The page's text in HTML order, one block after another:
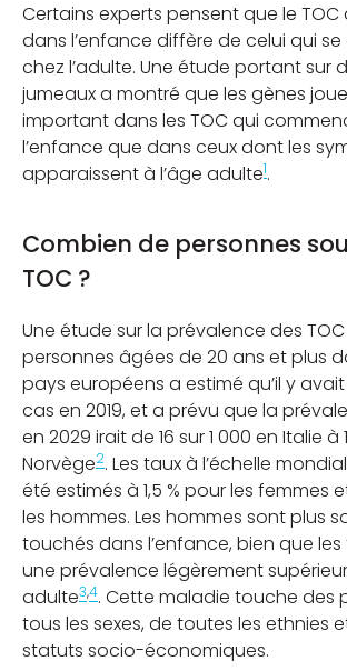
Certains experts pensent que le
dans l’enfance diffère de celui qui
chez l’adulte. Une étude portant sur
jumeaux a montré que les gènes
important dans les TOC qui
l’enfance que dans ceux dont les
apparaissent à l’âge adulte1.
Combien de personnes
TOC ?
Une étude sur la prévalence des
personnes âgées de 20 ans et plus
pays européens a estimé qu’il y
cas en 2019, et a prévu que la
en 2029 irait de 16 sur 1 000 en Italie à
Norvège2. Les taux à l’échelle
été estimés à 1,5 % pour les femmes
les hommes. Les hommes sont plus
touchés dans l’enfance, bien que
une prévalence légèrement
adulte3,4. Cette maladie touche des
tous les sexes, de toutes les ethnies
statuts socio-économiques.